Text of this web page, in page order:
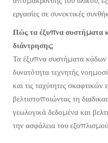
εργασίες σε συνεκτικές
Πώς τα έξυπνα συστήματα
διάντρησης;
Τα έξυπνα συστήματα κάδων
δυνατότητα τεχνητής
και τις ταχύτητες
βελτιστοποιώντας τη
γεωλογικά δεδομένα και
την ασφάλεια του